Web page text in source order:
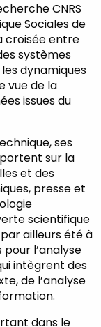
CNRS
Sociales de
croisée entre
systèmes
dynamiques
vue de la
issues du
ses
sur la
et des
presse et
scientifique
ailleurs été à
l’analyse
intègrent des
de l’analyse
dans le